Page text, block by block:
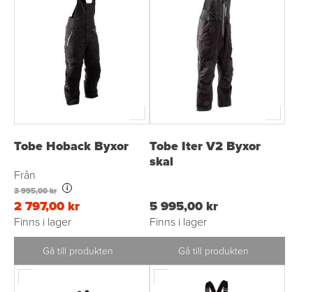
Tobe Hoback Byxor
Från
3 995,00 kr i
2 797,00 kr
Finns i lager
Gå till produkten
Tobe Iter V2 Byxor
skal
5 995,00 kr
Finns i lager
Gå till produkten